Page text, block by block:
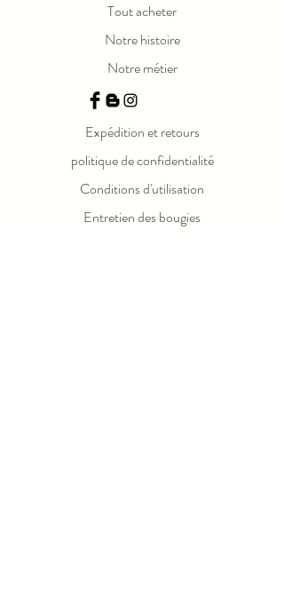
Tout acheter
Notre histoire
Notre métier
Expédition et retours
politique de confidentialité
Conditions d'utilisation
Entretien des bougies